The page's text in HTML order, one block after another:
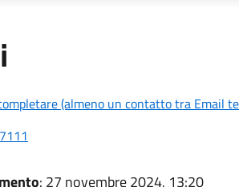
(almeno un contatto tra Email
: 27 novembre 2024, 13:20